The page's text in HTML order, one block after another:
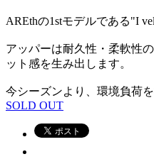
AREthの1stモデルである"I
アッパーは耐久性・柔軟性
ット感を生み出します。
今シーズンより、環境負荷
SOLD OUT